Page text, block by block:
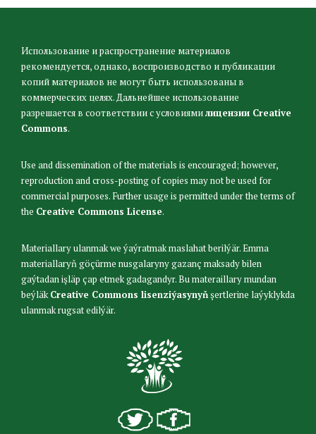
Использование и распространение материалов
рекомендуется, однако, воспроизводство и публикации
копий материалов не могут быть использованы в
коммерческих целях. Дальнейшее использование
разрешается в соответствии с условиямилицензии Creative
Commons.
Use and dissemination of the materials is encouraged; however,
reproduction and cross-posting of copies may not be used for
commercial purposes. Further usage is permitted under the terms of
the Creative Commons License.
Materiallary ulanmak we ýaýratmak maslahat berilýär. Emma
materiallaryň göçürme nusgalaryny gazanç maksady bilen
gaýtadan işläp çap etmek gadagandyr. Bu materaillary mundan
beýläkCreative Commons lisenziýasynyňşertlerine laýyklykda
ulanmak rugsat edilýär.